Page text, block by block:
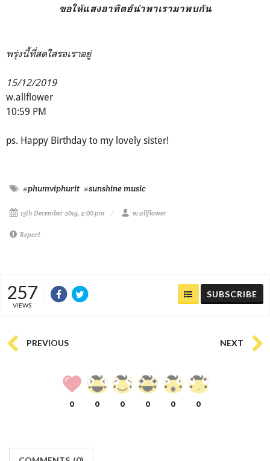
ขอให้แสงอาทิตย์นำพาเรามาพบกัน
พรุ่งนี้ที่สดใสรอเราอยู่
15/12/2019
w.allflower
10:59 PM
ps. Happy Birthday to my lovely sister!
#phumviphurit #sunshine music
15th December 2019, 4:00 pm w.allflower
Report
257
VIEWS
SUBSCRIBE
PREVIOUS NEXT
0 0 0 0 0 0